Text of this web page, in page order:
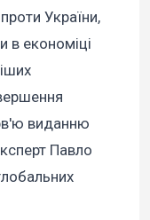
України,
в економіці
виданню
Павло